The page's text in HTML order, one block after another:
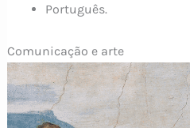
Português.
Comunicação e arte